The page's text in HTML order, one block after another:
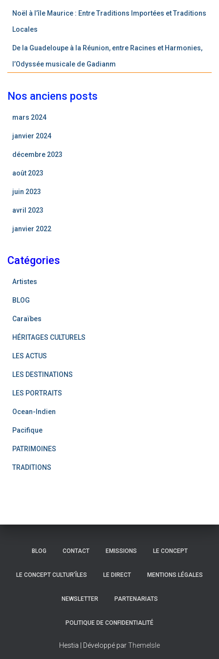
Noël à l’île Maurice : Entre Traditions Importées et Traditions
Locales
De la Guadeloupe à la Réunion, entre Racines et Harmonies,
l’Odyssée musicale de Gadianm
Nos anciens posts
mars 2024
janvier 2024
décembre 2023
août 2023
juin 2023
avril 2023
janvier 2022
Catégories
Artistes
BLOG
Caraïbes
HÉRITAGES CULTURELS
LES ACTUS
LES DESTINATIONS
LES PORTRAITS
Ocean-Indien
Pacifique
PATRIMOINES
TRADITIONS
BLOG CONTACT EMISSIONS LE CONCEPT
LE CONCEPT CULTUR’ÎLES LE DIRECT MENTIONS LÉGALES
NEWSLETTER PARTENARIATS
POLITIQUE DE CONFIDENTIALITÉ
Hestia | Développé parThemeIsle